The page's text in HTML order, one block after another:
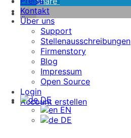
Kontakt
Über uns
Support
Stellenausschreibungen
Firmenstory
Blog
Impressum
Open Source
Login
Account erstellen
DE
EN
DE